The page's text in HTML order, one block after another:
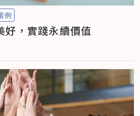
例
好，實踐永續價值